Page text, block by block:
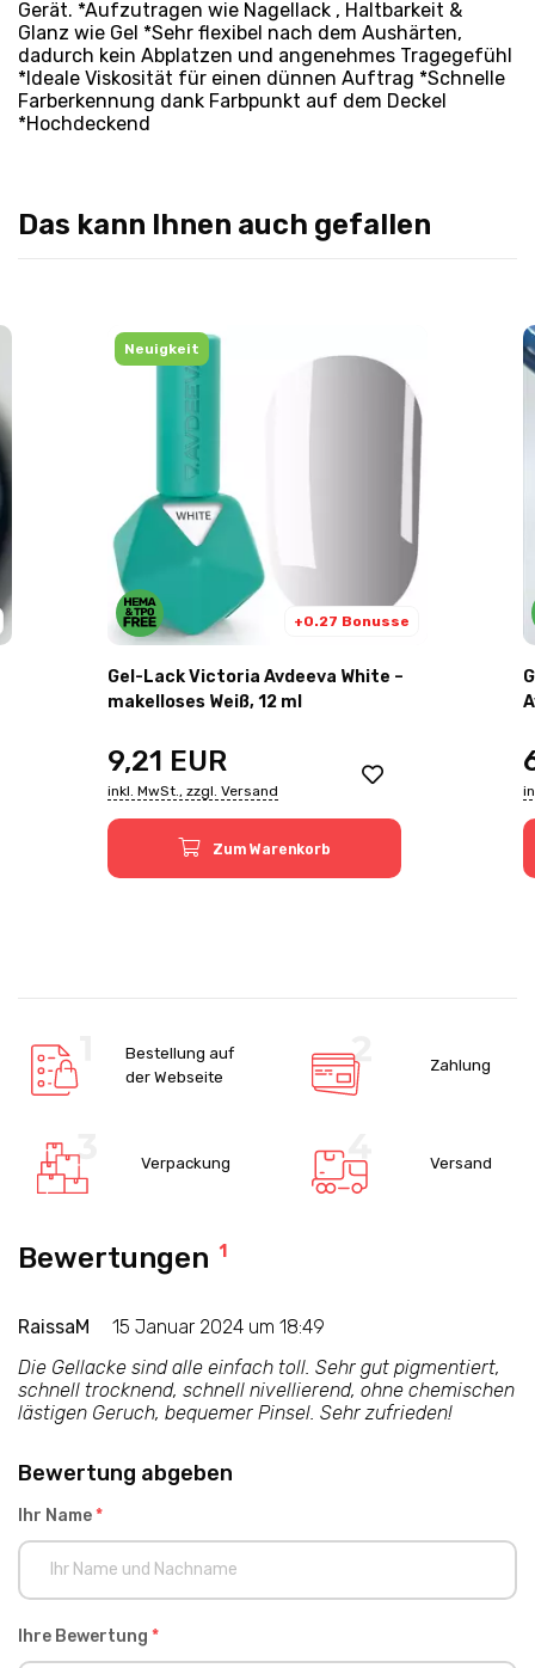
Gerät. *Aufzutragen wie Nagellack , Haltbarkeit &
Glanz wie Gel *Sehr flexibel nach dem Aushärten,
dadurch kein Abplatzen und angenehmes Tragegefühl
*Ideale Viskosität für einen dünnen Auftrag *Schnelle
Farberkennung dank Farbpunkt auf dem Deckel
*Hochdeckend
Das kann Ihnen auch gefallen
Neuigkeit
+0.27 Bonusse
Gel-Lack Victoria Avdeeva White –
makelloses Weiß, 12 ml
9,21 EUR
inkl. MwSt., zzgl. Versand
Zum Warenkorb
Bestellung auf
der Webseite
Zahlung
Verpackung Versand
Bewertungen 1
RaissaM
15 Januar 2024 um 18:49
Die Gellacke sind alle einfach toll. Sehr gut pigmentiert,
schnell trocknend, schnell nivellierend, ohne chemischen
lästigen Geruch, bequemer Pinsel. Sehr zufrieden!
Bewertung abgeben
Ihr Name*
Ihre Bewertung *